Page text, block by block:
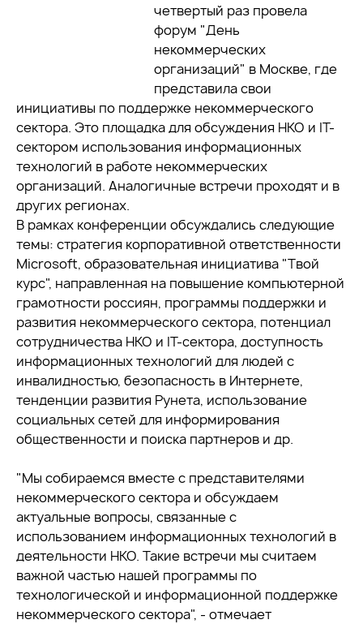
четвертый раз провела
форум "День
некоммерческих
организаций" в Москве, где
представила свои
инициативы по поддержке некоммерческого
сектора. Это площадка для обсуждения НКО и IT-
сектором использования информационных
технологий в работе некоммерческих
организаций. Аналогичные встречи проходят и в
других регионах.
В рамках конференции обсуждались следующие
темы: стратегия корпоративной ответственности
Microsoft, образовательная инициатива "Твой
курс", направленная на повышение компьютерной
грамотности россиян, программы поддержки и
развития некоммерческого сектора, потенциал
сотрудничества НКО и IT-сектора, доступность
информационных технологий для людей с
инвалидностью, безопасность в Интернете,
тенденции развития Рунета, использование
социальных сетей для информирования
общественности и поиска партнеров и др.
"Мы собираемся вместе с представителями
некоммерческого сектора и обсуждаем
актуальные вопросы, связанные с
использованием информационных технологий в
деятельности НКО. Такие встречи мы считаем
важной частью нашей программы по
технологической и информационной поддержке
некоммерческого сектора", - отмечает